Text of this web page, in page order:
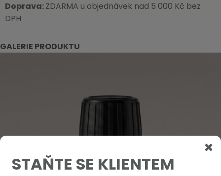
GALERIE PRODUKTU
Doprava:ZDARMA u objednávek nad 5 000 Kč bez
DPH
STAŇTE SE KLIENTEM